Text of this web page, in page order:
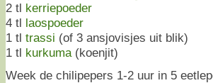
2 tl kerriepoeder
4 tl laospoeder
1 tl trassi (of 3 ansjovisjes uit blik)
1 tl kurkuma (koenjit)
Week de chilipepers 1-2 uur in 5